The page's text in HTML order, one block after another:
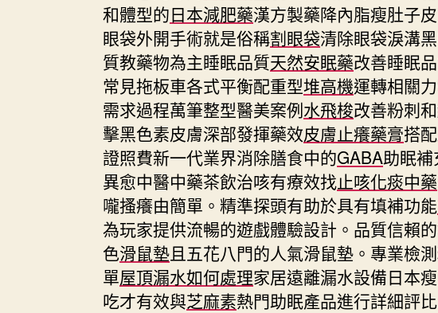
和體型的日本減肥藥漢方製藥降內脂瘦肚子
眼袋外開手術就是俗稱割眼袋清除眼袋淚溝
質教藥物為主睡眠品質天然安眠藥改善睡眠
常見拖板車各式平衡配重型堆高機運轉相關
需求過程萬筆整型醫美案例水飛梭改善粉刺
擊黑色素皮膚深部發揮藥效皮膚止癢藥膏搭
證照費新一代業界消除膳食中的GABA助眠
異愈中醫中藥茶飲治咳有療效找止咳化痰中藥
嚨搔癢由簡單。精準探頭有助於具有填補功能
為玩家提供流暢的遊戲體驗設計。品質信賴
色滑鼠墊且五花八門的人氣滑鼠墊。專業檢
單屋頂漏水如何處理家居遠離漏水設備日本
吃才有效與芝麻素熱門助眠產品進行詳細評比